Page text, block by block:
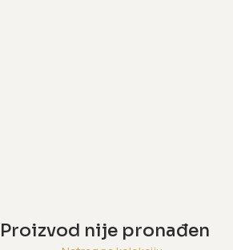
Proizvod nije pronađen